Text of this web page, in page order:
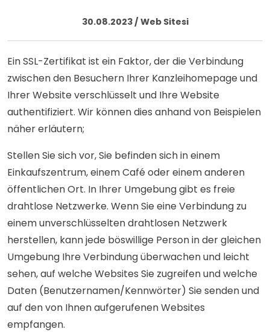
30.08.2023 / Web Sitesi
Ein SSL-Zertifikat ist ein Faktor, der die Verbindung
zwischen den Besuchern Ihrer Kanzleihomepage und
Ihrer Website verschlüsselt und Ihre Website
authentifiziert. Wir können dies anhand von Beispielen
näher erläutern;
Stellen Sie sich vor, Sie befinden sich in einem
Einkaufszentrum, einem Café oder einem anderen
öffentlichen Ort. In Ihrer Umgebung gibt es freie
drahtlose Netzwerke. Wenn Sie eine Verbindung zu
einem unverschlüsselten drahtlosen Netzwerk
herstellen, kann jede böswillige Person in der gleichen
Umgebung Ihre Verbindung überwachen und leicht
sehen, auf welche Websites Sie zugreifen und welche
Daten (Benutzernamen/Kennwörter) Sie senden und
auf den von Ihnen aufgerufenen Websites
empfangen.